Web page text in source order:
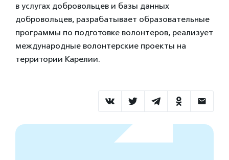
в услугах добровольцев и базы данных
добровольцев, разрабатывает образовательные
программы по подготовке волонтеров, реализует
международные волонтерские проекты на
территории Карелии.